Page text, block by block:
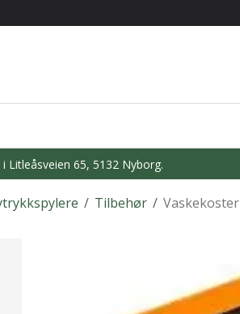
i Litleåsveien 65, 5132 Nyborg.
/ /
Tilbehør Vaskekoster